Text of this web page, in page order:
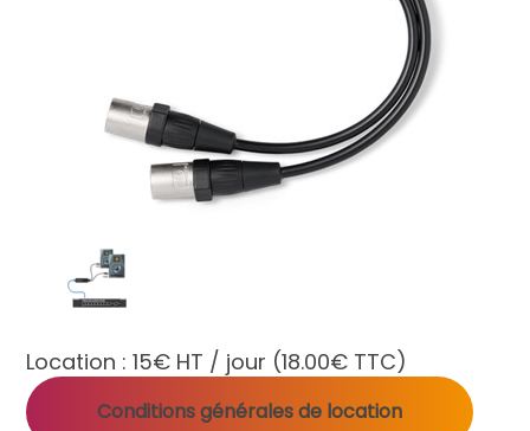
Location :15€ HT / jour (18.00€ TTC)
Conditions générales de location